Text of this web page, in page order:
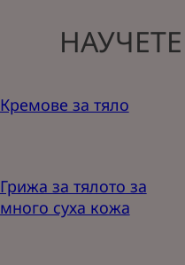
Кремове за тяло
Грижа за тялото за
много суха кожа